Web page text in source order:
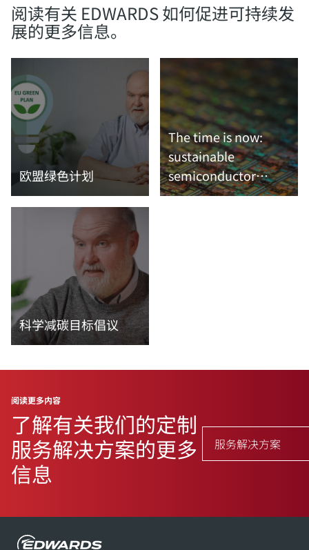
阅读有关 EDWARDS 如何促进可持续发
展的更多信息。
欧盟绿色计划
阅读更多内容
The time is now:
sustainable
semiconductor
manufacturing
科学减碳目标倡议
阅读更多内容
了解有关我们的定制
服务解决方案的更多
信息
服务解决方案